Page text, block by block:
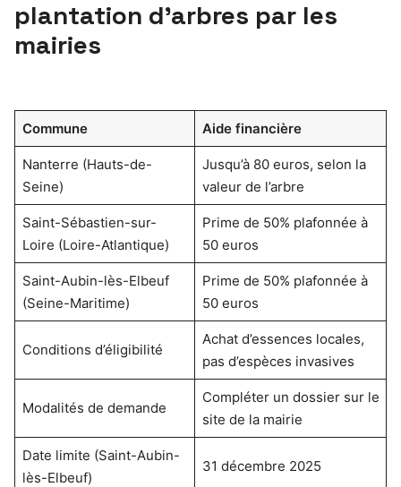
plantation d’arbres par les
mairies
Commune Aide financière
Nanterre (Hauts-de-
Seine)
Jusqu’à 80 euros, selon la
valeur de l’arbre
Saint-Sébastien-sur-
Loire (Loire-Atlantique)
Prime de 50% plafonnée à
50 euros
Saint-Aubin-lès-Elbeuf
(Seine-Maritime)
Prime de 50% plafonnée à
50 euros
Conditions d’éligibilité
Achat d’essences locales,
pas d’espèces invasives
Modalités de demande
Compléter un dossier sur le
site de la mairie
Date limite (Saint-Aubin-
lès-Elbeuf)
31 décembre 2025